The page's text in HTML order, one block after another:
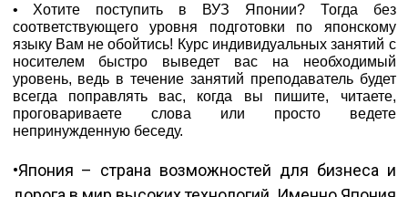
• Хотите поступить в ВУЗ Японии? Тогда без
соответствующего уровня подготовки по японскому
языку Вам не обойтись! Курс индивидуальных занятий с
носителем быстро выведет вас на необходимый
уровень, ведь в течение занятий преподаватель будет
всегда поправлять вас, когда вы пишите, читаете,
проговариваете слова или просто ведете
непринужденную беседу.
•Япония – страна возможностей для бизнеса и